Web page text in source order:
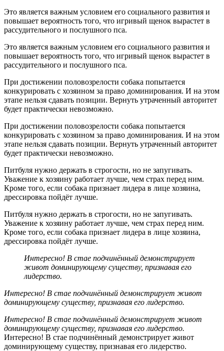
Это является важным условием его социального развития и
повышает вероятность того, что игривый щенок вырастет в
рассудительного и послушного пса.
Это является важным условием его социального развития и
повышает вероятность того, что игривый щенок вырастет в
рассудительного и послушного пса.
При достижении половозрелости собака попытается
конкурировать с хозяином за право доминирования. И на этом
этапе нельзя сдавать позиции. Вернуть утраченный авторитет
будет практически невозможно.
При достижении половозрелости собака попытается
конкурировать с хозяином за право доминирования. И на этом
этапе нельзя сдавать позиции. Вернуть утраченный авторитет
будет практически невозможно.
Питбуля нужно держать в строгости, но не запугивать.
Уважение к хозяину работает лучше, чем страх перед ним.
Кроме того, если собака признает лидера в лице хозяина,
дрессировка пойдёт лучше.
Питбуля нужно держать в строгости, но не запугивать.
Уважение к хозяину работает лучше, чем страх перед ним.
Кроме того, если собака признает лидера в лице хозяина,
дрессировка пойдёт лучше.
Интересно! В стае подчинённый демонстрирует
живот доминирующему существу, признавая его
лидерство.
Интересно! В стае подчинённый демонстрирует живот
доминирующему существу, признавая его лидерство.
Интересно! В стае подчинённый демонстрирует живот
доминирующему существу, признавая его лидерство.
Интересно! В стае подчинённый демонстрирует живот
доминирующему существу, признавая его лидерство.